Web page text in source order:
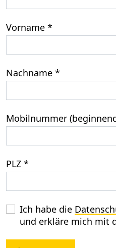
Vorname *
Nachname *
Mobilnummer
PLZ *
Ich habe die
und erkläre mich mit